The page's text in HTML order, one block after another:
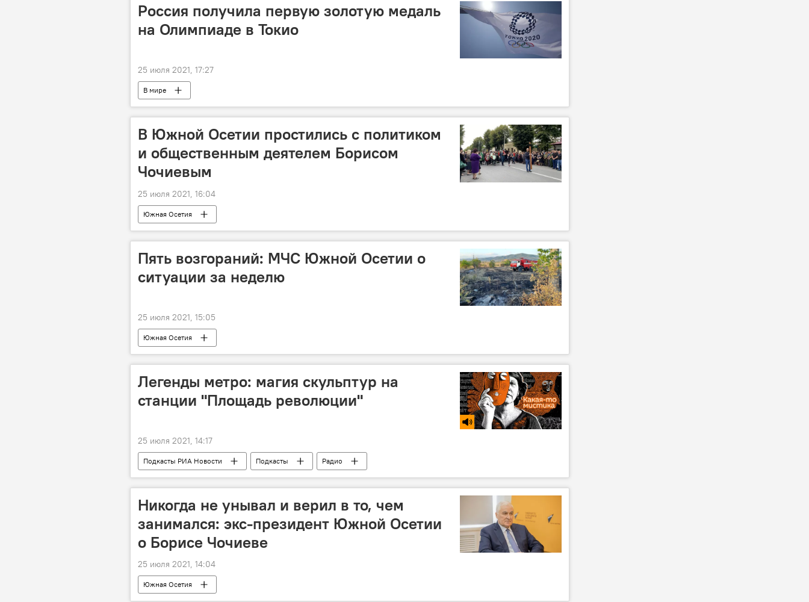
Россия получила первую золотую медаль
на Олимпиаде в Токио
25 июля 2021, 17:27
В мире
В Южной Осетии простились с политиком
и общественным деятелем Борисом
Чочиевым
25 июля 2021, 16:04
Южная Осетия
Пять возгораний: МЧС Южной Осетии о
ситуации за неделю
25 июля 2021, 15:05
Южная Осетия
Легенды метро: магия скульптур на
станции "Площадь революции"
25 июля 2021, 14:17
Подкасты РИА Новости Подкасты Радио
Никогда не унывал и верил в то, чем
занимался: экс-президент Южной Осетии
о Борисе Чочиеве
25 июля 2021, 14:04
Южная Осетия